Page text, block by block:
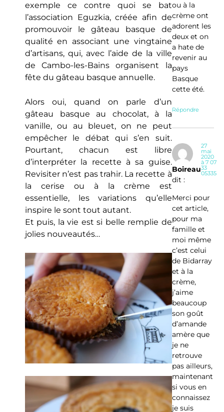
exemple ce contre quoi se bat
l’association Eguzkia, créée afin de
promouvoir le gâteau basque de
qualité en associant une vingtaine
d’artisans, qui, avec l’aide de la ville
de Cambo-les-Bains organisent la
fête du gâteau basque annuelle.
Alors oui, quand on parle d’un
gâteau basque au chocolat, à la
vanille, ou au bleuet, on ne peut
empêcher le débat qui s’en suit.
Pourtant, chacun est libre
d’interpréter la recette à sa guise.
Revisiter n’est pas trahir. La recette à
la cerise ou à la crème est
essentielle, les variations qu’elle
inspire le sont tout autant.
Et puis, la vie est si belle remplie de
jolies nouveautés…
ou à la
crème ont
adorent les
deux et on
a hate de
revenir au
pays
Basque
cette été.
Répondre
Boireau
dit :
27
mai
2020
à 7 07
33
05335
Merci pour
cet article,
pour ma
famille et
moi même
c’est celui
de Bidarray
et à la
crème,
j’aime
beaucoup
son goût
d’amande
amère que
je ne
retrouve
pas ailleurs,
maintenant
si vous en
connaissez
je suis